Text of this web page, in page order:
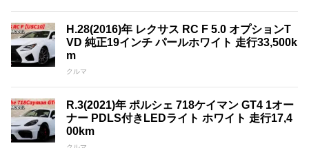
H.28(2016)年 レクサス RC F 5.0 オプションT
VD 純正19インチ パールホワイト 走行33,500k
m
クルマ
R.3(2021)年 ポルシェ 718ケイマン GT4 1オー
ナー PDLS付きLEDライト ホワイト 走行17,4
00km